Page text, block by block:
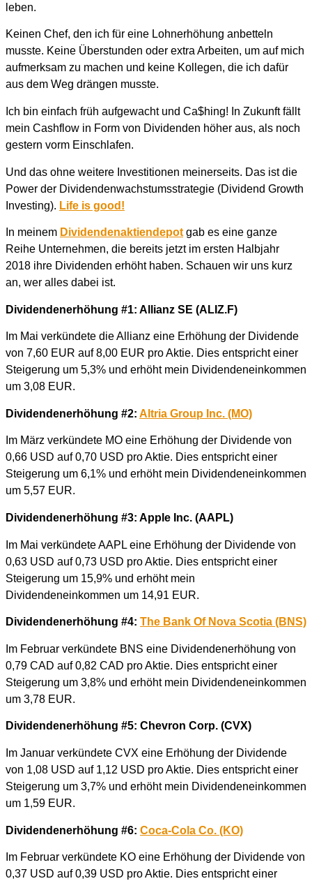
leben.
Keinen Chef, den ich für eine Lohnerhöhung anbetteln
musste. Keine Überstunden oder extra Arbeiten, um auf mich
aufmerksam zu machen und keine Kollegen, die ich dafür
aus dem Weg drängen musste.
Ich bin einfach früh aufgewacht und Ca$hing! In Zukunft fällt
mein Cashflow in Form von Dividenden höher aus, als noch
gestern vorm Einschlafen.
Und das ohne weitere Investitionen meinerseits. Das ist die
Power der Dividendenwachstumsstrategie (Dividend Growth
Investing). Life is good!
In meinem Dividendenaktiendepot gab es eine ganze
Reihe Unternehmen, die bereits jetzt im ersten Halbjahr
2018 ihre Dividenden erhöht haben. Schauen wir uns kurz
an, wer alles dabei ist.
Dividendenerhöhung #1: Allianz SE (ALIZ.F)
Im Mai verkündete die Allianz eine Erhöhung der Dividende
von 7,60 EUR auf 8,00 EUR pro Aktie. Dies entspricht einer
Steigerung um 5,3% und erhöht mein Dividendeneinkommen
um 3,08 EUR.
Dividendenerhöhung #2: Altria Group Inc. (MO)
Im März verkündete MO eine Erhöhung der Dividende von
0,66 USD auf 0,70 USD pro Aktie. Dies entspricht einer
Steigerung um 6,1% und erhöht mein Dividendeneinkommen
um 5,57 EUR.
Dividendenerhöhung #3: Apple Inc. (AAPL)
Im Mai verkündete AAPL eine Erhöhung der Dividende von
0,63 USD auf 0,73 USD pro Aktie. Dies entspricht einer
Steigerung um 15,9% und erhöht mein
Dividendeneinkommen um 14,91 EUR.
Dividendenerhöhung #4: The Bank Of Nova Scotia (BNS)
Im Februar verkündete BNS eine Dividendenerhöhung von
0,79 CAD auf 0,82 CAD pro Aktie. Dies entspricht einer
Steigerung um 3,8% und erhöht mein Dividendeneinkommen
um 3,78 EUR.
Dividendenerhöhung #5: Chevron Corp. (CVX)
Im Januar verkündete CVX eine Erhöhung der Dividende
von 1,08 USD auf 1,12 USD pro Aktie. Dies entspricht einer
Steigerung um 3,7% und erhöht mein Dividendeneinkommen
um 1,59 EUR.
Dividendenerhöhung #6: Coca-Cola Co. (KO)
Im Februar verkündete KO eine Erhöhung der Dividende von
0,37 USD auf 0,39 USD pro Aktie. Dies entspricht einer